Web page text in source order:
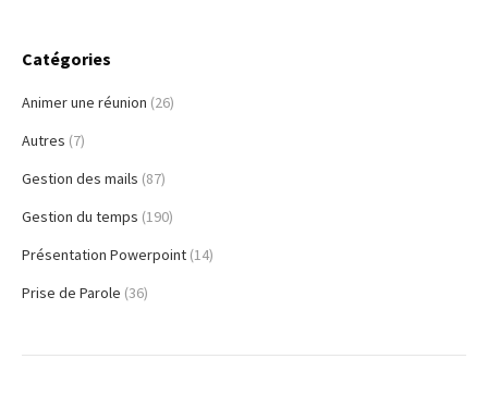
Catégories
Animer une réunion (26)
Autres (7)
Gestion des mails (87)
Gestion du temps (190)
Présentation Powerpoint (14)
Prise de Parole (36)